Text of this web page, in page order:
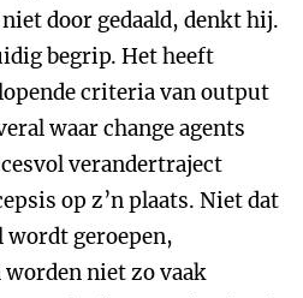
door gedaald, denkt hij.
begrip. Het heeft
criteria van output
waar change agents
verandertraject
op z’n plaats. Niet dat
geroepen,
worden niet zo vaak